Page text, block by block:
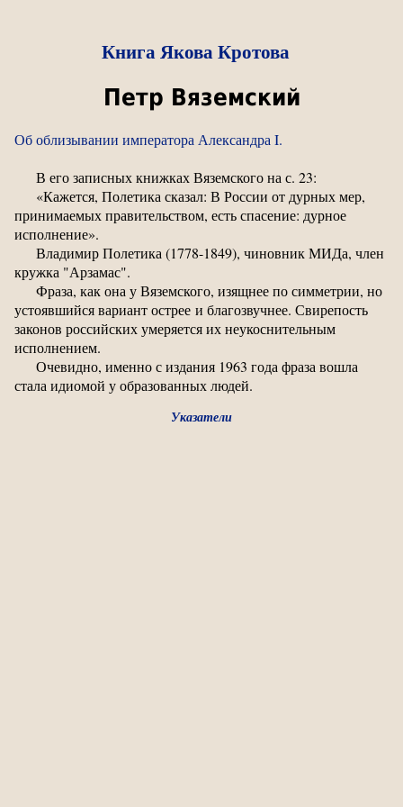
Книга Якова Кротова
Петр Вяземский
Об облизывании императора Александра I.
В его записных книжках Вяземского на с. 23:
«Кажется, Полетика сказал: В России от дурных мер,
принимаемых правительством, есть спасение: дурное
исполнение».
Владимир Полетика (1778-1849), чиновник МИДа, член
кружка "Арзамас".
Фраза, как она у Вяземского, изящнее по симметрии, но
устоявшийся вариант острее и благозвучнее. Свирепость
законов российских умеряется их неукоснительным
исполнением.
Очевидно, именно с издания 1963 года фраза вошла
стала идиомой у образованных людей.
Указатели